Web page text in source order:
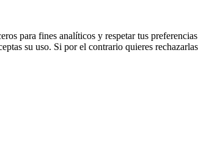
para fines analíticos y respetar tus
su uso. Si por el contrario quieres